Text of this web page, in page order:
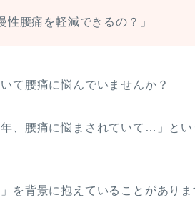
性腰痛を軽減できるの？」
て腰痛に悩んでいませんか？
、腰痛に悩まされていて…」と
を背景に抱えていることがありま